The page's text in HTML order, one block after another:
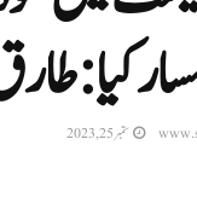
کیا:
ستمبر 25, 2023